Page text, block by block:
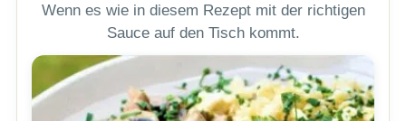
Wenn es wie in diesem Rezept mit der richtigen
Sauce auf den Tisch kommt.